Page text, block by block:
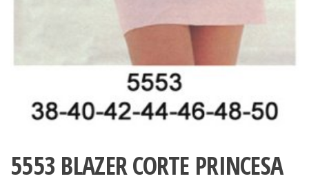
5553 BLAZER CORTE PRINCESA